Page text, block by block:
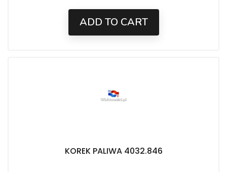
ADD TO CART
KOREK PALIWA 4032.846